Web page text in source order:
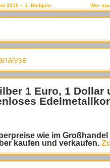
2010 – 1. Halbjahr Wer
1 Euro, 1 Dollar
wie im
kaufen und verkaufen.